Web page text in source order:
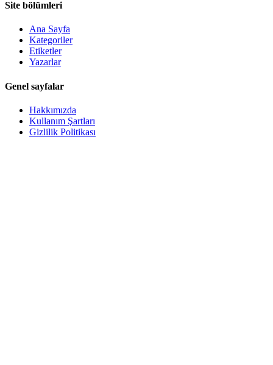
Site bölümleri
Ana Sayfa
Kategoriler
Etiketler
Yazarlar
Genel sayfalar
Hakkımızda
Kullanım Şartları
Gizlilik Politikası